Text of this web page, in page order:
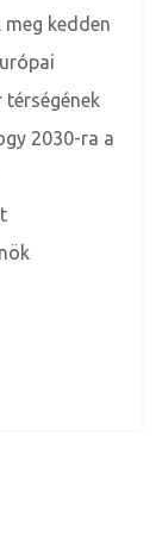
kedden
térségének
2030-ra a